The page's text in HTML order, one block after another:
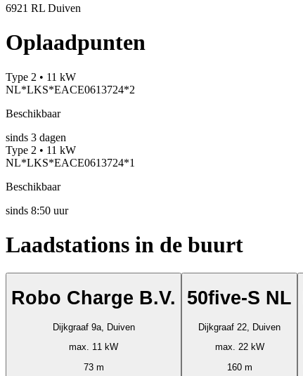
6921 RL Duiven
Oplaadpunten
Type 2 • 11 kW
NL*LKS*EACE0613724*2
Beschikbaar
sinds 3 dagen
Type 2 • 11 kW
NL*LKS*EACE0613724*1
Beschikbaar
sinds 8:50 uur
Laadstations in de buurt
Robo Charge B.V.
Dijkgraaf 9a, Duiven
max. 11 kW
73 m
50five-S NL
Dijkgraaf 22, Duiven
max. 22 kW
160 m